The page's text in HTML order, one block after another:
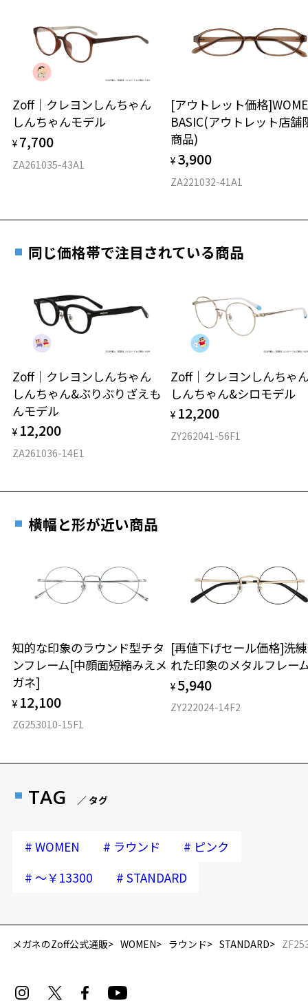
仕上がり寸法
D 仕上がりの横幅：約139mm
7g
※着脱式サングラス：デモレンズ、アタッチメント込みの重さ
タイプ
材質
フロント素材：チタン(塗装)
きます。
※保証期間内に交換が行われた場合、保証期間は初期の期間から
延長されません。
安心2 視力測定無料
視力の変化を早めに発見するために、定期的な視
力測定をおすすめいたします。
安心3 かかり具合調整無料
す。
談ください。
＜メガネの度数情報がわからない方へ＞
オンラインストアでフレームのみ購入して、
実店舗で度付きにできます
ご購入時に「レンズ交換券」をお選びいただくと、実店舗で
度数を測定のうえ、度付きレンズ（標準セットレンズ）へ無
お近くのZoff実店舗にて度数を測定いただけます（無料）。
その際は記入用紙をダウンロードしてお使いください。
Zoff｜クレヨンしんちゃん
しんちゃんモデル
¥ 7,700
ZA261035-43A1
[アウトレット価格
BASIC(アウトレット店舗
商品)
¥ 3,900
ZA221032-41A1
同じ価格帯で注目されている商品
Zoff｜クレヨンしんちゃん
しんちゃん&ぶりぶりざえも
んモデル
¥ 12,200
ZA261036-14E1
Zoff｜クレヨンしんち
しんちゃん&シロモデル
¥ 12,200
ZY262041-56F1
横幅と形が近い商品
知的な印象のラウンド型チタ
ンフレーム[中顔面短縮みえメ
ガネ]
¥ 12,100
ZG253010-15F1
[再値下げセール価格]洗
れた印象のメタルフレー
¥ 5,940
ZY222024-14F2
TAG ／ タグ
# WOMEN # ラウンド # ピンク
# ～￥13300 # STANDARD
メガネのZoff公式通販 WOMEN ラウンド STANDARD